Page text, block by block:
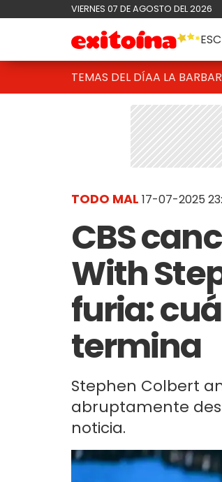
VIERNES 07 DE AGOSTO DEL 2026
TEMAS DEL DÍAA LA
TODO MAL 17-07-2025
CBS
With
furia:
termina
Stephen Colbert
abruptamente
noticia.